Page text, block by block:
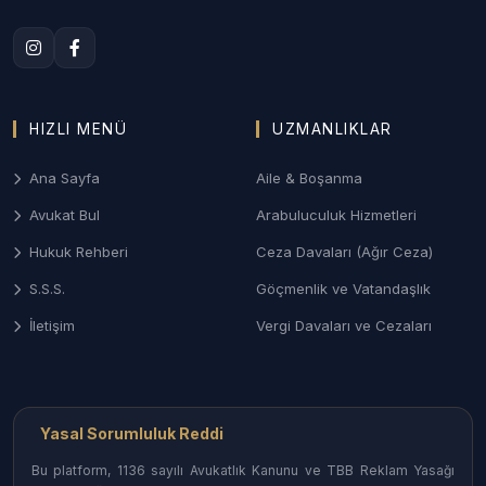
Anlaşmalı veya çekişmeli boşanma, nafaka, velayet
prensibine dayalı yönetim.
3. Edirne Ceza ve Ağır Ceza Savunması
Ağır Ceza Mahkemelerinde; özellikle sınır kapıları
odaklı suçlar (kaçakçılık, sahtecilik), asayiş olayları
ve trafik kazası kaynaklı davalarda etkin savunma.
işletme hukuku süreçlerinde uzman kadrolar.
Edirne İlçelerinde Avukat Erişimi
HIZLI MENÜ
Ana Sayfa
Avukat Bul
Hukuk Rehberi
S.S.S.
İletişim
UZMANLIKLAR
Aile & Boşanma
Arabuluculuk Hizmetleri
Ceza Davaları (Ağır Ceza)
Göçmenlik ve Vatandaşlık
Vergi Davaları ve Cezaları
Yasal Sorumluluk Reddi
Bu platform, 1136 sayılı Avukatlık Kanunu ve TBB Reklam Yasağı